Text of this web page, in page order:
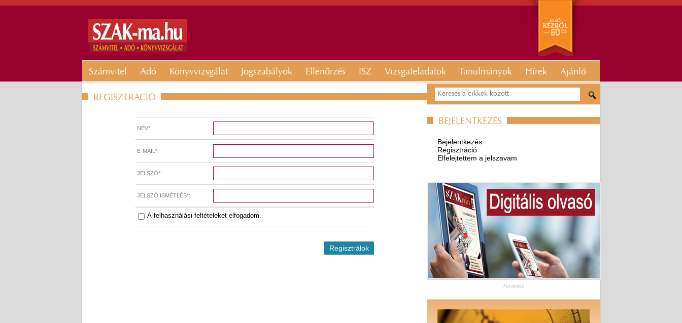
Számvitel Adó Könyvvizsgálat Jogszabályok Ellenőrzés ISZ Vizsgafeladatok Tanulmányok Hírek Ajánló
REGISZTRÁCIÓ
NÉV*:
E-MAIL*:
JELSZÓ*:
JELSZÓ ISMÉTLÉS*:
A felhasználási feltételeketelfogadom.
BEJELENTKEZÉS
Bejelentkezés
Regisztráció
Elfelejtettem a jelszavam
Hirdetés